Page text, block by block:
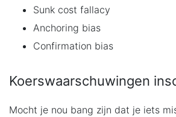
Sunk cost fallacy
Anchoring bias
Confirmation bias
Koerswaarschuwingen
Mocht je nou bang zijn dat je iets